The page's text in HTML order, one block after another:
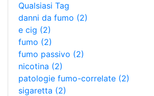
Qualsiasi Tag
danni da fumo (2)
e cig (2)
fumo (2)
fumo passivo (2)
nicotina (2)
patologie fumo-correlate (2)
sigaretta (2)